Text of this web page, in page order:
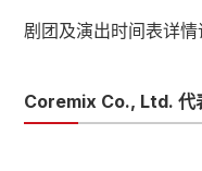
剧团及演出时间表详情
Coremix Co., Ltd. 代